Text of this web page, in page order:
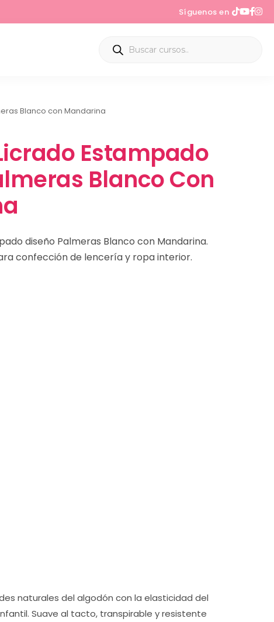
Síguenos en
Blanco con Mandarina
Estampado
Blanco Con
diseño Palmeras Blanco con Mandarina.
confección de lencería y ropa interior.
naturales del algodón con la elasticidad del
Suave al tacto, transpirable y resistente